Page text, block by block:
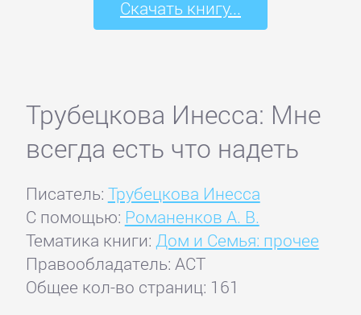
Скачать книгу...
Трубецкова Инесса: Мне
всегда есть что надеть
Писатель: Трубецкова Инесса
С помощью: Романенков А. В.
Тематика книги: Дом и Семья: прочее
Правообладатель: АСТ
Общее кол-во страниц: 161